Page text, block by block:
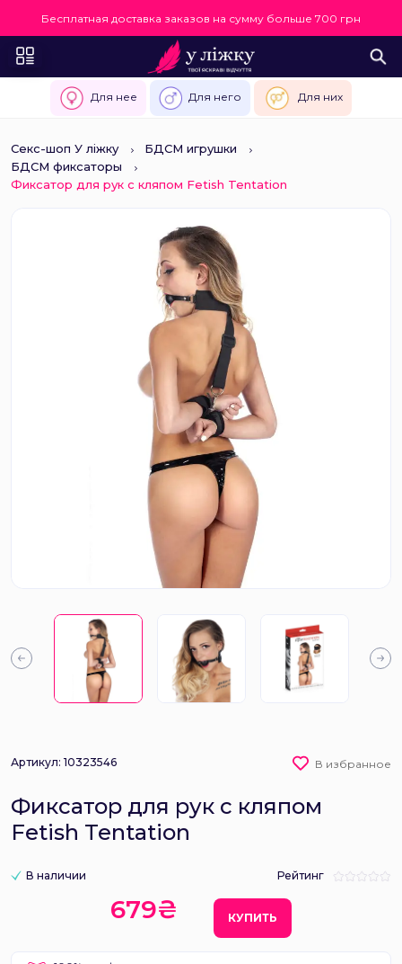
Бесплатная доставка заказов на сумму больше 700 грн
Для нее Для него Для них
Секс-шоп У ліжку
БДСМ игрушки
БДСМ фиксаторы
Фиксатор для рук с кляпом Fetish Tentation
Артикул: 10323546 В избранное
Фиксатор для рук с кляпом
Fetish Tentation
В наличии Рейтинг
679₴ КУПИТЬ